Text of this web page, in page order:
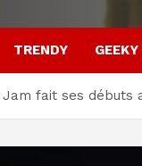
TRENDY GEEKY
fait ses débuts